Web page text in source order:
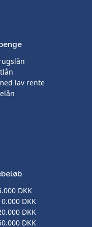
lav rente
DKK
DKK
DKK
DKK